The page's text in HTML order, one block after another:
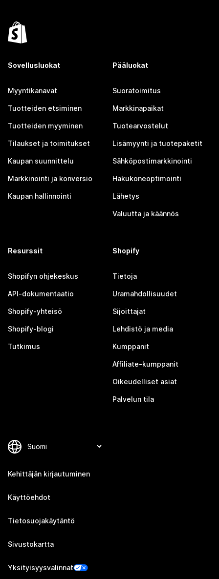
Sovellusluokat
Myyntikanavat
Tuotteiden etsiminen
Tuotteiden myyminen
Tilaukset ja toimitukset
Kaupan suunnittelu
Markkinointi ja konversio
Kaupan hallinnointi
Pääluokat
Suoratoimitus
Markkinapaikat
Tuotearvostelut
Lisämyynti ja tuotepaketit
Sähköpostimarkkinointi
Hakukoneoptimointi
Lähetys
Valuutta ja käännös
Resurssit
Shopifyn ohjekeskus
API-dokumentaatio
Shopify-yhteisö
Shopify-blogi
Tutkimus
Shopify
Tietoja
Uramahdollisuudet
Sijoittajat
Lehdistö ja media
Kumppanit
Affiliate-kumppanit
Oikeudelliset asiat
Palvelun tila
Kehittäjän kirjautuminen
Käyttöehdot
Tietosuojakäytäntö
Sivustokartta
Yksityisyysvalinnat